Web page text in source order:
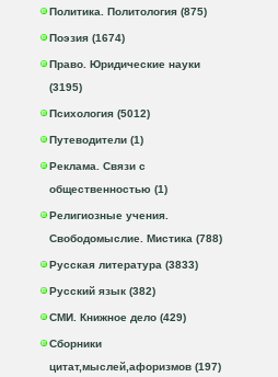
Политика. Политология (875)
Поэзия (1674)
Право. Юридические науки
(3195)
Психология (5012)
Путеводители (1)
Реклама. Связи с
общественностью (1)
Религиозные учения.
Свободомыслие. Мистика (788)
Русская литература (3833)
Русский язык (382)
СМИ. Книжное дело (429)
Сборники
цитат,мыслей,афоризмов (197)